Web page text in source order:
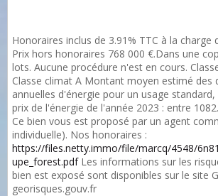
Honoraires inclus de 3.91% TTC à la charge
Prix hors honoraires 768 000 €.Dans une
lots. Aucune procédure n'est en cours.
Classe climat A Montant moyen estimé des
annuelles d'énergie pour un usage
prix de l'énergie de l'année 2023 : entre
Ce bien vous est proposé par un agent
individuelle). Nos honoraires :
https://files.netty.immo/file/marcq/4548/
upe_forest.pdfLes informations sur les
bien est exposé sont disponibles sur le site
georisques.gouv.fr